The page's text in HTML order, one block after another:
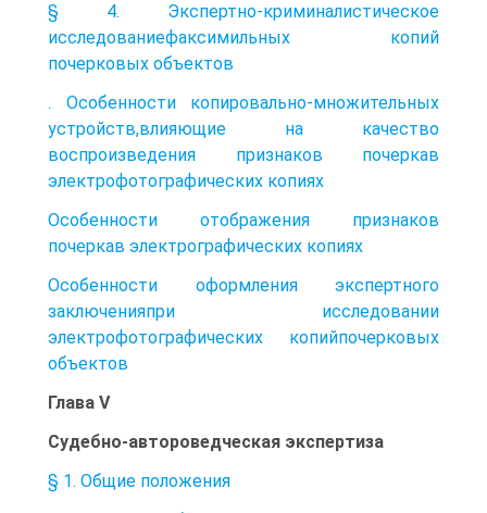
§ 4. Экспертно-криминалистическое
исследованиефаксимильных копий
почерковых объектов
. Особенности копировально-множительных
устройств,влияющие на качество
воспроизведения признаков почеркав
электрофотографических копиях
Особенности отображения признаков
почеркав электрографических копиях
Особенности оформления экспертного
заключенияпри исследовании
электрофотографических копийпочерковых
объектов
Глава V
Судебно-автороведческая экспертиза
§ 1. Общие положения